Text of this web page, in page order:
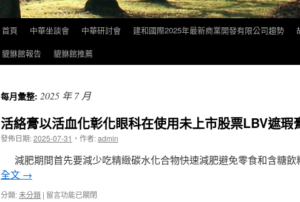
首頁 中華坐談會 中華研討會 建和國際2025年最新商業開發有限公司趨勢
貔貅館報告
貔貅館推薦
每月彙整: 2025 年 7 月
活絡膏以活血化彰化眼科在使用未上市股票LBV遮瑕
發佈日期:2025-07-31 ， 作者:admin
減肥期間首先要減少吃精緻碳水化合物快速減肥避免零食和含糖
全文 →
分類:未分類 | 在
留言功能已關閉